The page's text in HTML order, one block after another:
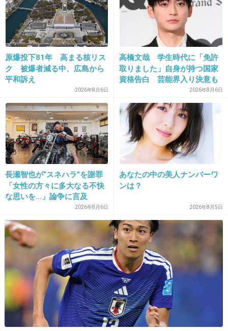
今でも気になる人が居たらストーキングしてし
まう…
+20 -6
｢誰にも言わないから〜」と言われたので仕
方なく言った秘密の情報｡
2日後くらいにすごーく広まってたww
+22
可愛い女の子のスッピン
+12
2012/11/21(水) 17:19:33
可愛い女の子のスッピン
+6
原爆投下81年 高まる核リス
ク 被爆者減る中、広島から
平和訴え
2026年8月6日
高橋文哉 学生時代に「免許
取りました」自身が持つ国家
資格告白 芸能界入り決意も
母と「お互いの約束」で2026年8月6日
長瀬智也が“スネハラ”を謝罪
「女性の方々に多大なる不快
な思いを…」論争に言及
2026年8月6日
あなたの中の美人ナンバーワ
ンは？
2026年8月5日